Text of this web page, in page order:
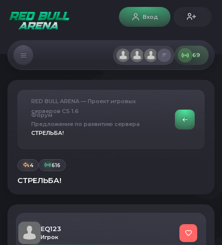
Вход
69
RED BULL ARENA — Проект игровых
серверов CS 1.6
Форум
Предложение по развитию сервера
СТРЕЛЬБА!
4 616
СТРЕЛЬБА!
EQ123
Игрок